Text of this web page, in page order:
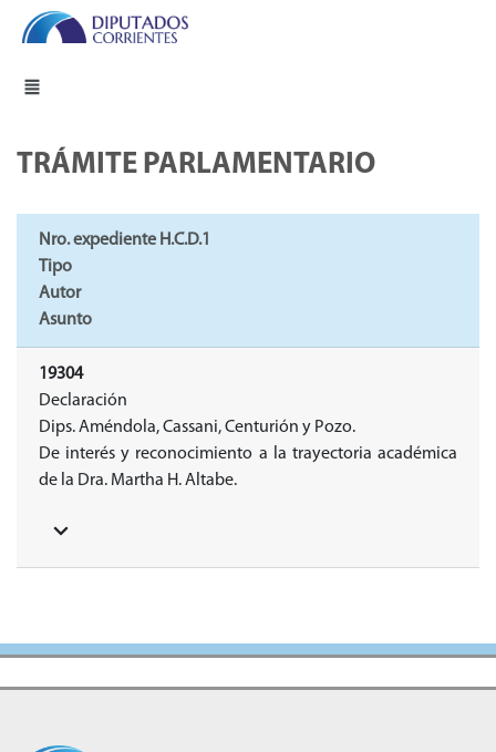
TRÁMITE PARLAMENTARIO
Nro. expediente H.C.D.1
Tipo
Autor
Asunto
19304
Declaración
Dips. Améndola, Cassani, Centurión y Pozo.
De interés y reconocimiento a la trayectoria académica
de la Dra. Martha H. Altabe.